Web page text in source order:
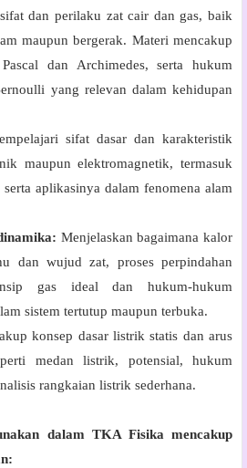
dan perilaku zat cair dan gas, baik
maupun bergerak. Materi mencakup
dan Archimedes, serta hukum
yang relevan dalam kehidupan
sifat dasar dan karakteristik
maupun elektromagnetik, termasuk
aplikasinya dalam fenomena alam
Menjelaskan bagaimana kalor
dan wujud zat, proses perpindahan
gas ideal dan hukum-hukum
sistem tertutup maupun terbuka.
konsep dasar listrik statis dan arus
medan listrik, potensial, hukum
rangkaian listrik sederhana.
dalam TKA Fisika mencakup